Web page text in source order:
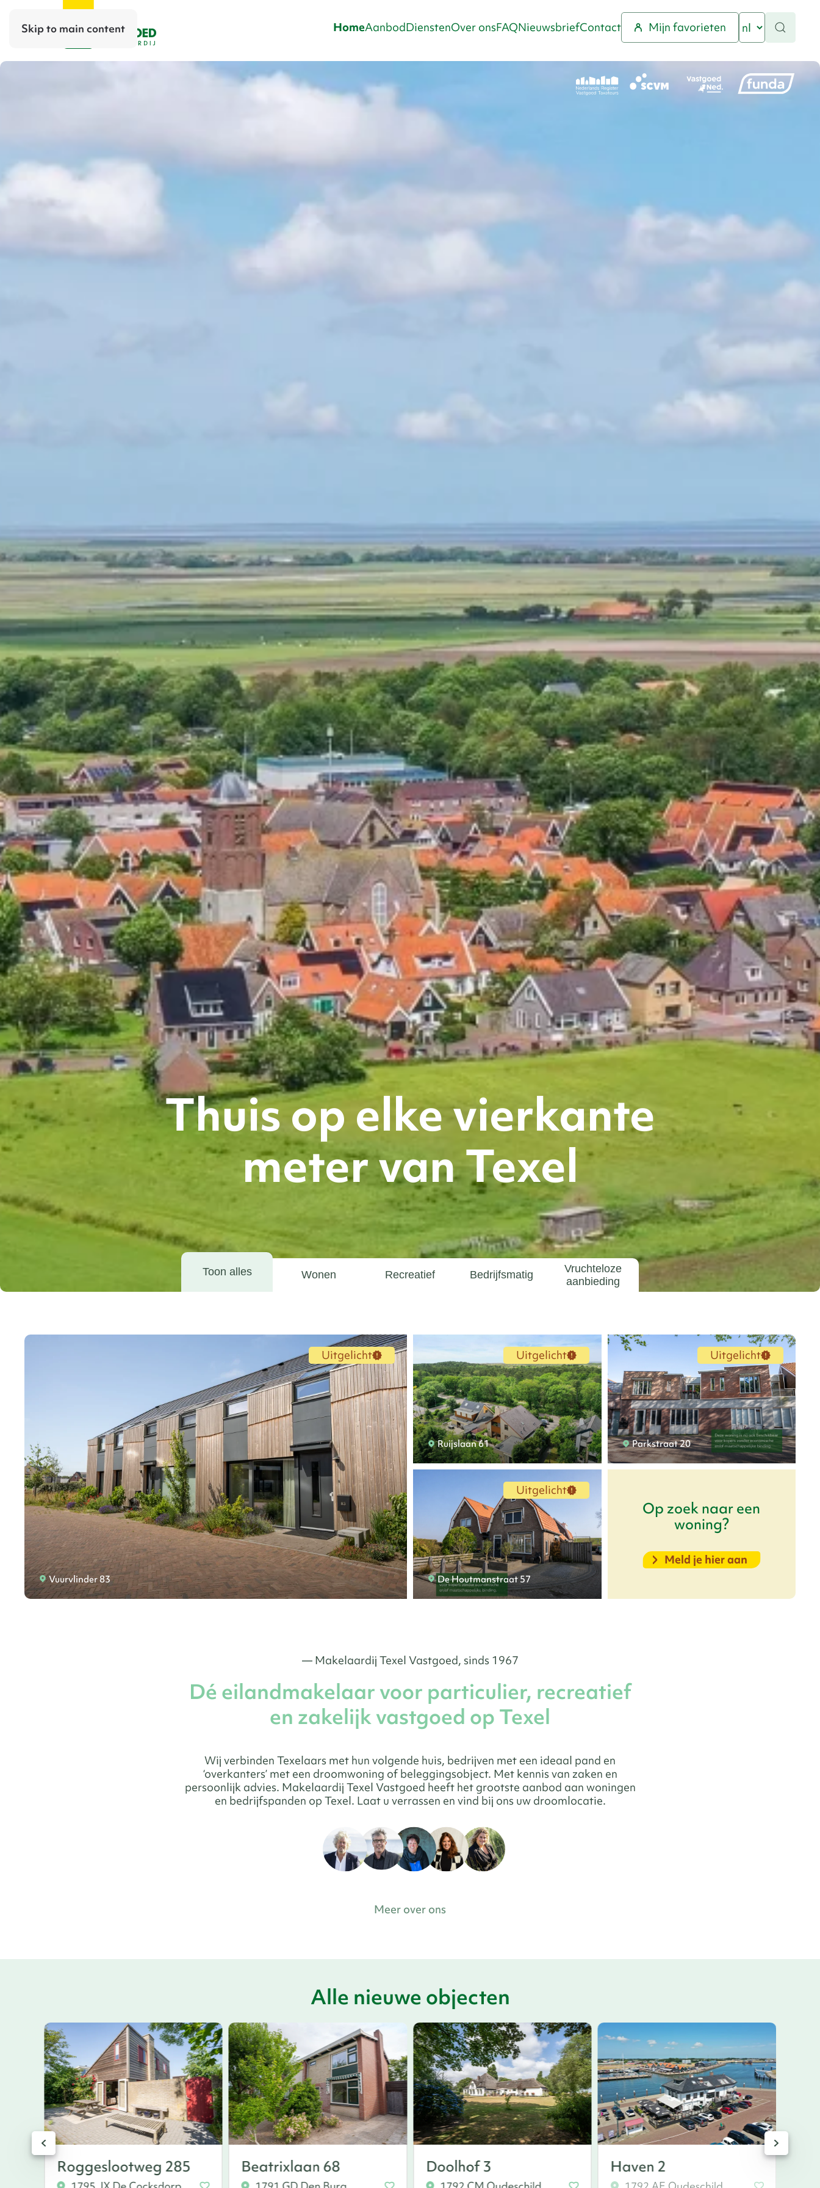
Skip to main content HomeAanbodDienstenOver onsFAQNieuwsbriefContact Mijn favorieten
Thuis op elke vierkante
meter van Texel
Toon alles Wonen Recreatief Bedrijfsmatig
Vruchteloze
aanbieding
Uitgelicht
Vuurvlinder 83
Uitgelicht
Ruijslaan 61
Uitgelicht
De Houtmanstraat 57
Uitgelicht
Parkstraat 20
Op zoek naar een
woning?
Meld je hier aan
— Makelaardij Texel Vastgoed, sinds 1967
Dé eilandmakelaar voor particulier, recreatief
en zakelijk vastgoed op Texel
Wij verbinden Texelaars met hun volgende huis, bedrijven met een ideaal pand en
‘overkanters’ met een droomwoning of beleggingsobject. Met kennis van zaken en
persoonlijk advies. Makelaardij Texel Vastgoed heeft het grootste aanbod aan woningen
en bedrijfspanden op Texel. Laat u verrassen en vind bij ons uw droomlocatie.
Meer over ons
Alle nieuwe objecten
Roggeslootweg 285 Beatrixlaan 68 Doolhof 3 Haven 2